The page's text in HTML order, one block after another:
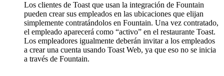
Los clientes de Toast que usan la integración de Fountain
pueden crear sus empleados en las ubicaciones que elijan
simplemente contratándolos en Fountain. Una vez contratado,
el empleado aparecerá como “activo” en el restaurante Toast.
Los empleadores igualmente deberán invitar a los empleados
a crear una cuenta usando Toast Web, ya que eso no se inicia
a través de Fountain.